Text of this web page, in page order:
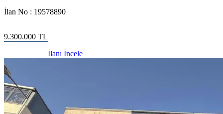
İlan No : 19578890
9.300.000 TL
İlanı İncele